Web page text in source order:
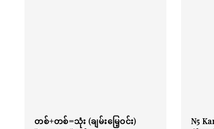
တစ်+တစ်=သုံး (ချမ်းမြေ့ဝင်း)
N5